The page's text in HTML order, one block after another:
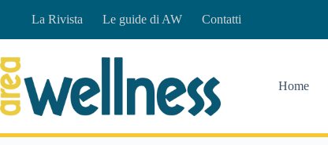
La Rivista Le guide di AW Contatti
Home